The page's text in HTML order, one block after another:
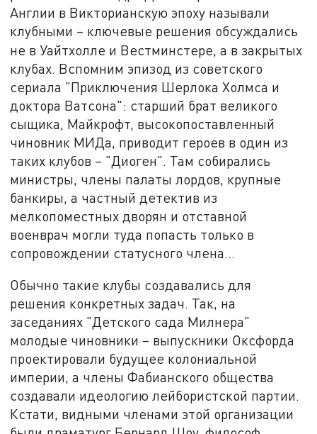
Англии в Викторианскую эпоху называли
клубными – ключевые решения обсуждались
не в Уайтхолле и Вестминстере, а в закрытых
клубах. Вспомним эпизод из советского
сериала "Приключения Шерлока Холмса и
доктора Ватсона": старший брат великого
сыщика, Майкрофт, высокопоставленный
чиновник МИДа, приводит героев в один из
таких клубов – "Диоген". Там собирались
министры, члены палаты лордов, крупные
банкиры, а частный детектив из
мелкопоместных дворян и отставной
военврач могли туда попасть только в
сопровождении статусного члена…
Обычно такие клубы создавались для
решения конкретных задач. Так, на
заседаниях "Детского сада Милнера"
молодые чиновники – выпускники Оксфорда
проектировали будущее колониальной
империи, а члены Фабианского общества
создавали идеологию лейбористской партии.
Кстати, видными членами этой организации